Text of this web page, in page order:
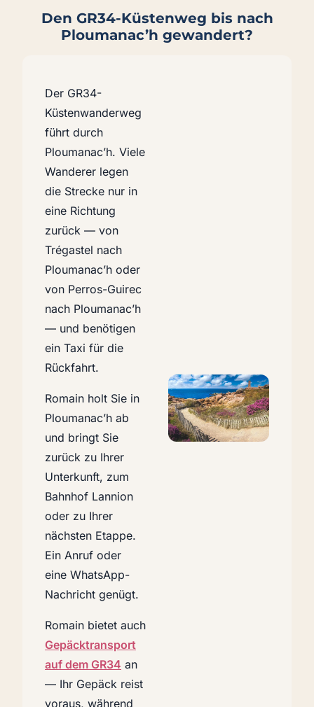
Den GR34-Küstenweg bis nach
Ploumanac’h gewandert?
Der GR34-
Küstenwanderweg
führt durch
Ploumanac’h. Viele
Wanderer legen
die Strecke nur in
eine Richtung
zurück — von
Trégastel nach
Ploumanac’h oder
von Perros-Guirec
nach Ploumanac’h
— und benötigen
ein Taxi für die
Rückfahrt.
Romain holt Sie in
Ploumanac’h ab
und bringt Sie
zurück zu Ihrer
Unterkunft, zum
Bahnhof Lannion
oder zu Ihrer
nächsten Etappe.
Ein Anruf oder
eine WhatsApp-
Nachricht genügt.
Romain bietet auch
Gepäcktransport
auf dem GR34 an
— Ihr Gepäck reist
voraus, während